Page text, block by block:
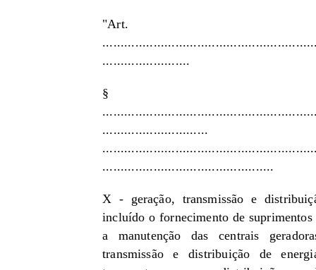
"Art.
........................
§
.............................
...............................................
X - geração, transmissão e
incluído o fornecimento de
a manutenção das centrais
transmissão e distribuição de